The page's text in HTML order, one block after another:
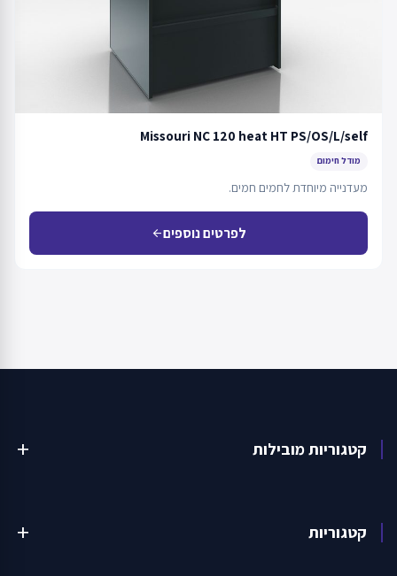
Missouri NC 120 heat HT PS/OS/L/self
מודל חימום
מעדנייה מיוחדת לחמים חמים.
לפרטים נוספיםarrow_back
קטגוריות מובילות add
קטגוריות add